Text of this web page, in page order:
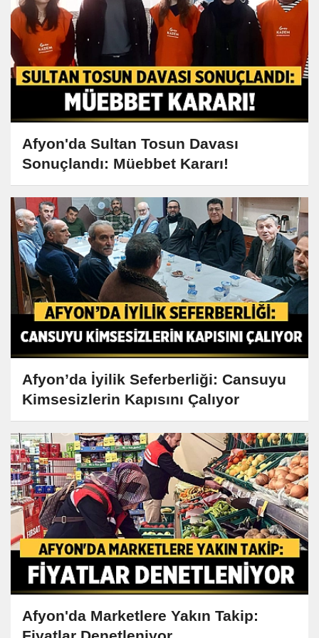
Afyon'da Sultan Tosun Davası
Sonuçlandı: Müebbet Kararı!
Afyon’da İyilik Seferberliği: Cansuyu
Kimsesizlerin Kapısını Çalıyor
Afyon'da Marketlere Yakın Takip: